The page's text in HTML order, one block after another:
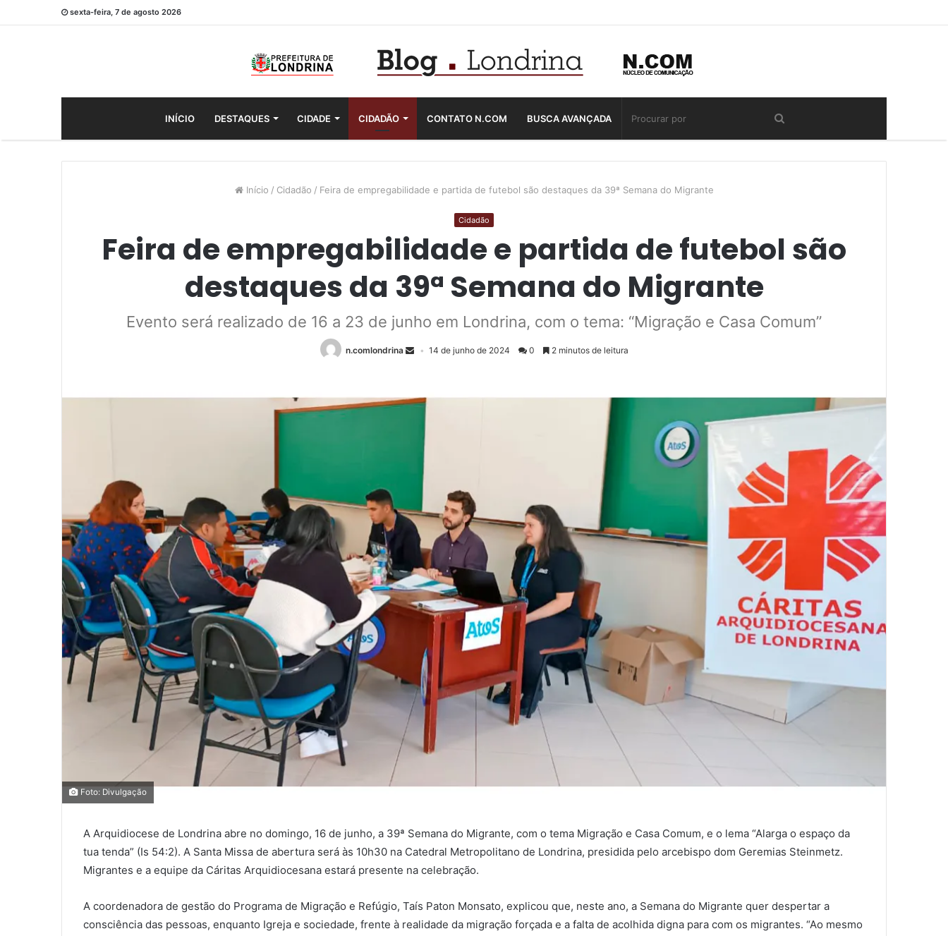
sexta-feira, 7 de agosto 2026
INÍCIO DESTAQUES CIDADE CIDADÃO CONTATO N.COM BUSCA AVANÇADA
Início / Cidadão / Feira de empregabilidade e partida de futebol são destaques da 39ª Semana do Migrante
Cidadão
Feira de empregabilidade e partida de futebol são
destaques da 39ª Semana do Migrante
Evento será realizado de 16 a 23 de junho em Londrina, com o tema: “Migração e Casa Comum”
n.comlondrina 14 de junho de 2024 0 2 minutos de leitura
Foto: Divulgação
A Arquidiocese de Londrina abre no domingo, 16 de junho, a 39ª Semana do Migrante, com o tema Migração e Casa Comum, e o lema “Alarga o espaço da
tua tenda” (Is 54:2). A Santa Missa de abertura será às 10h30 na Catedral Metropolitano de Londrina, presidida pelo arcebispo dom Geremias Steinmetz.
Migrantes e a equipe da Cáritas Arquidiocesana estará presente na celebração.
A coordenadora de gestão do Programa de Migração e Refúgio, Taís Paton Monsato, explicou que, neste ano, a Semana do Migrante quer despertar a
consciência das pessoas, enquanto Igreja e sociedade, frente à realidade da migração forçada e a falta de acolhida digna para com os migrantes. “Ao mesmo
COMPARTILHAMENTOS